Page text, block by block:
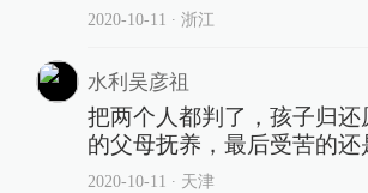
2020-10-11 ∙ 浙江
水利吴彦祖
把两个人都判了，孩子归还
的父母抚养，最后受苦的还
2020-10-11 ∙ 天津